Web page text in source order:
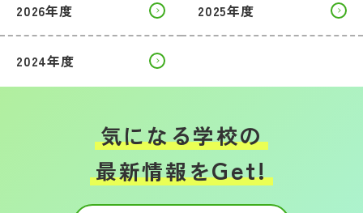
2026年度 2025年度
2024年度
気になる学校の
最新情報をGet!